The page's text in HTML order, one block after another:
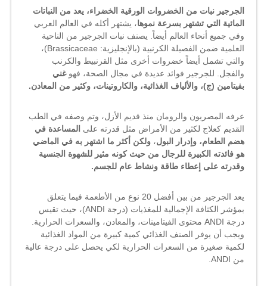
مغلقة
الجرجير نبات من الخضروات الورقية الخضراء، يعد من النباتات
المائية التي تشتهر بسرعة نموها، يشتهر أكله في العالم العربي
وفي جميع أنحاء العالم أيضاً. يصنف نبات الجرجير من الناحية
العلمية ضمن الفصيلة الكرنبية (بالإنجليزية: Brassicaceae)،
والتي تشمل أيضاً خضروات أخرى مثل القرنبيط والكرنب
والفجل. للجرجير فوائد عديدة في مجال الصحة، فهو غني
بفيتامين (ج)، والألياف الغذائية، والكاروتينات، وكثير من المعادن.
عرفه المصريون والرومان منذ قديم الأزل، وتم وصفه في الطب
القديم كعلاج لكثير من الأمراض مثل قدرته على المساعدة في
هضم الطعام، وإدرار البول، ولكن أكثر ما اشتهر به في الماضي
هو فائدته الكبيرة للرجال من حيث كونه مثير للشهوة الجنسية
وقدرته على إعطاء طاقة ونشاط عام للجسم.
يعد الجرجير من بين أفضل 20 نوع من الأطعمة فيما يتعلق
بمؤشر الكثافة الإجمالية للمغذيات (درجة ANDI)، حيث تقيس
درجة ANDI محتوى الفيتامينات، والمعادن، والسعرات الحرارية.
ويجب أن يوفر الصنف الغذائي كمية كبيرة من المواد الغذائية
لكمية صغيرة من السعرات الحرارية لكي يحصل على درجة عالية
من ANDI.